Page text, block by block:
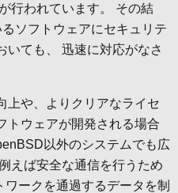
行われています。 その結
ソフトウェアにセキュリテ
いても、 迅速に対応がなさ
上や、よりクリアなライセ
トウェアが開発される場合
以外のシステムでも広
えば安全な通信を行うため
ークを通過するデータを制